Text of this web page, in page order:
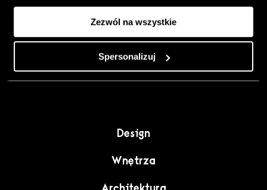
Zezwól na wszystkie
Spersonalizuj
rzemiosło jako
punkt wyjścia
do wnętrz
pełnych
charakteru”.
Design
Wnętrza